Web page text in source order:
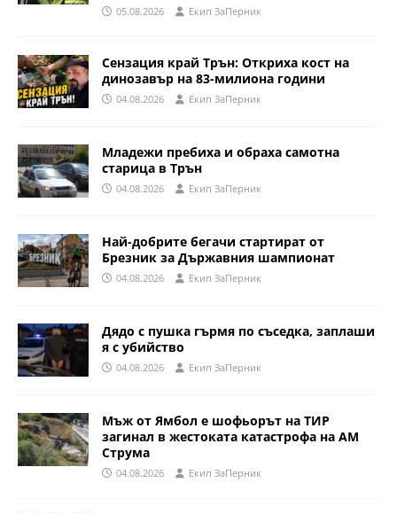
05.08.2026 Eкип ЗаПерник
Сензация край Трън: Откриха кост на
динозавър на 83-милиона години
04.08.2026 Eкип ЗаПерник
Младежи пребиха и обраха самотна
старица в Трън
04.08.2026 Eкип ЗаПерник
Най-добрите бегачи стартират от
Брезник за Държавния шампионат
04.08.2026 Eкип ЗаПерник
Дядо с пушка гърмя по съседка, заплаши
я с убийство
04.08.2026 Eкип ЗаПерник
Мъж от Ямбол е шофьорът на ТИР
загинал в жестоката катастрофа на АМ
Струма
04.08.2026 Eкип ЗаПерник